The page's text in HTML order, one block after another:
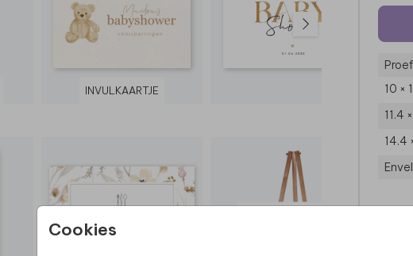
Cookies
INVULKAARTJE
10 ×
11.4
14.4